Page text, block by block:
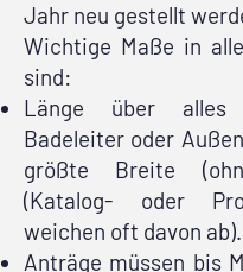
Jahr neu gestellt
Wichtige Maße in
sind:
Länge über
Badeleiter oder
größte Breite
(Katalog- oder
weichen oft davon ab).
Anträge müssen bis